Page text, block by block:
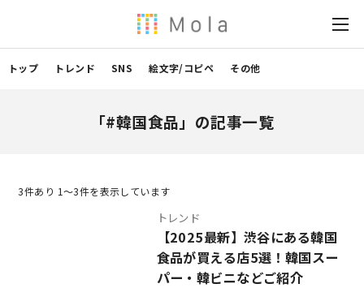
トップ トレンド SNS 絵文字/コピペ その他
「#韓国食品」の記事一覧
3件あり 1〜3件を表示しています
トレンド
【2025最新】渋谷にある韓国
食品が買える店5選！韓国スー
パー・韓ビニなどご紹介